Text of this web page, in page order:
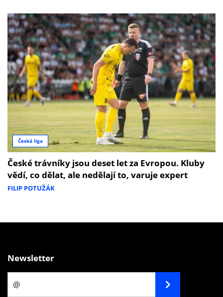
Česká liga
České trávníky jsou deset let za Evropou. Kluby
vědí, co dělat, ale nedělají to, varuje expert
FILIP POTUŽÁK
Newsletter